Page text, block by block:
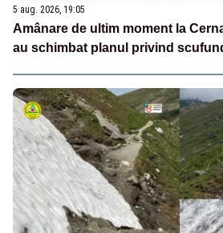
5 aug. 2026, 19:05
Amânare de ultim moment la
au schimbat planul privind